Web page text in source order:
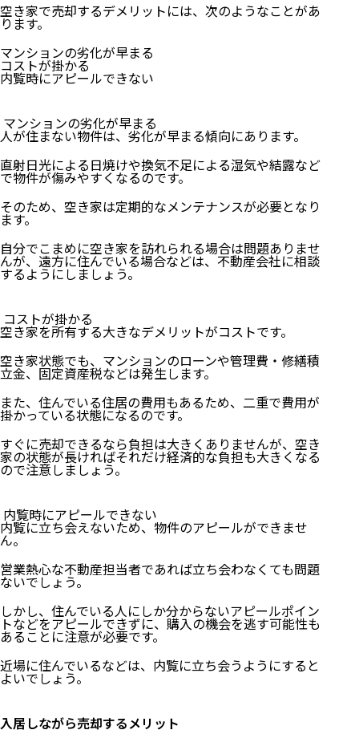
空き家で売却するデメリットには、次のようなことがあ
ります。
マンションの劣化が早まる
コストが掛かる
内覧時にアピールできない
マンションの劣化が早まる
人が住まない物件は、劣化が早まる傾向にあります。
直射日光による日焼けや換気不足による湿気や結露など
で物件が傷みやすくなるのです。
そのため、空き家は定期的なメンテナンスが必要となり
ます。
自分でこまめに空き家を訪れられる場合は問題ありませ
んが、遠方に住んでいる場合などは、不動産会社に相談
するようにしましょう。
コストが掛かる
空き家を所有する大きなデメリットがコストです。
空き家状態でも、マンションのローンや管理費・修繕積
立金、固定資産税などは発生します。
また、住んでいる住居の費用もあるため、二重で費用が
掛かっている状態になるのです。
すぐに売却できるなら負担は大きくありませんが、空き
家の状態が長ければそれだけ経済的な負担も大きくなる
ので注意しましょう。
内覧時にアピールできない
内覧に立ち会えないため、物件のアピールができませ
ん。
営業熱心な不動産担当者であれば立ち会わなくても問題
ないでしょう。
しかし、住んでいる人にしか分からないアピールポイン
トなどをアピールできずに、購入の機会を逃す可能性も
あることに注意が必要です。
近場に住んでいるなどは、内覧に立ち会うようにすると
よいでしょう。
入居しながら売却するメリット